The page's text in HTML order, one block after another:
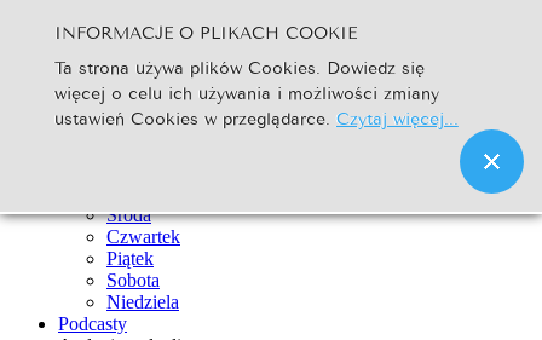
Szukaj... Go
Strona Główna
Newsy
Środa
Czwartek
Piątek
Sobota
Niedziela
Podcasty
INFORMACJE O PLIKACH COOKIE
Ta strona używa plików Cookies. Dowiedz się
więcej o celu ich używania i możliwości zmiany
ustawień Cookies w przeglądarce. Czytaj więcej...